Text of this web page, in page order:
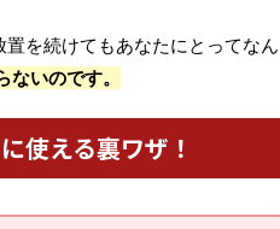
を続けてもあなたにとってなん
いのです。
使える裏ワザ！